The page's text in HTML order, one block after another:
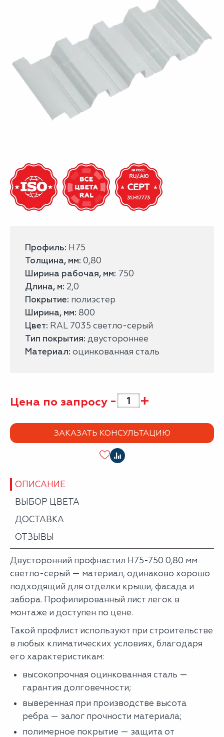
Профиль: Н75
Толщина, мм: 0,80
Ширина рабочая, мм: 750
Длина, м: 2,0
Покрытие: полиэстер
Ширина, мм: 800
Цвет: RAL 7035 светло-серый
Тип покрытия: двустороннее
Материал: оцинкованная сталь
Цена по запросу - +
ЗАКАЗАТЬ КОНСУЛЬТАЦИЮ
ОПИСАНИЕ
ВЫБОР ЦВЕТА
ДОСТАВКА
ОТЗЫВЫ
Двусторонний профнастил Н75-750 0,80 мм
светло-серый — материал, одинаково хорошо
подходящий для отделки крыши, фасада и
забора. Профилированный лист легок в
монтаже и доступен по цене.
Такой профлист используют при строительстве
в любых климатических условиях, благодаря
его характеристикам:
высокопрочная оцинкованная сталь —
гарантия долговечности;
выверенная при производстве высота
ребра — залог прочности материала;
полимерное покрытие — защита от